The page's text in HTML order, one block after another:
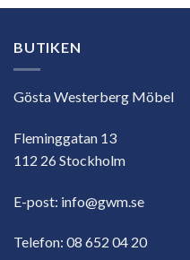
BUTIKEN
Gösta Westerberg Möbel
Fleminggatan 13
112 26 Stockholm
E-post: info@gwm.se
Telefon: 08 652 04 20